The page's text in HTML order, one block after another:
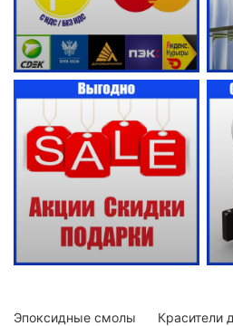
Эпоксидные смолы Красители